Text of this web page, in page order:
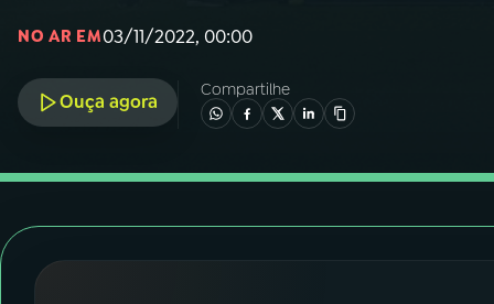
05 PODCASTS
06VIDEOCASTS
07ÚLTIMAS
NO AR EM03/11/2022, 00:00
Ouça agora
Compartilhe